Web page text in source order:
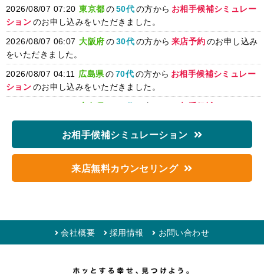
2026/08/07 07:20 東京都の50代の方から お相手候補シミュレー
ションのお申し込みをいただきました。
2026/08/07 06:07 大阪府の30代の方から 来店予約のお申し込み
をいただきました。
2026/08/07 04:11 広島県の70代の方から お相手候補シミュレー
ションのお申し込みをいただきました。
ションのお申し込みをいただきました。
2026/08/07 01:49 東京都の50代の方から お相手候補シミュレー
2026/08/07 01:34 東京都の30代の方から来店予約
をいただきました。
2026/08/07 00:58 大阪府の60代 の方からお相手候補シミュレー
2026/08/06 23:39 大阪府 の 30代 の方から お相手候補シミュレー
お相手候補シミュレーション
来店無料カウンセリング
会社概要 採用情報 お問い合わせ